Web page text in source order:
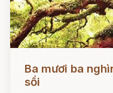
Ba mươi ba
sồi